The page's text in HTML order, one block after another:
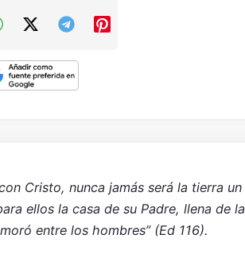
Cristo, nunca jamás será la tierra un
ellos la casa de su Padre, llena de la
entre los hombres” (Ed 116).